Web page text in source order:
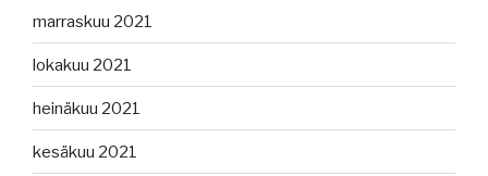
marraskuu 2021
lokakuu 2021
heinäkuu 2021
kesäkuu 2021